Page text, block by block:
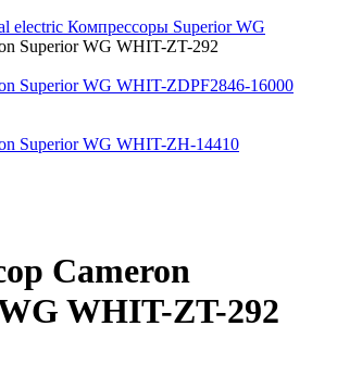
electric Компрессоры Superior WG
Superior WG WHIT-ZT-292
Superior WG WHIT-ZDPF2846-16000
Superior WG WHIT-ZH-14410
Cameron
WHIT-ZT-292